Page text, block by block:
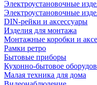
Электроустановочные
Электроустановочные
DIN-рейки и аксессуары
Изделия для монтажа
Монтажные коробки и
Рамки ретро
Бытовые приборы
Кухонно-бытовое
Малая техника для дома